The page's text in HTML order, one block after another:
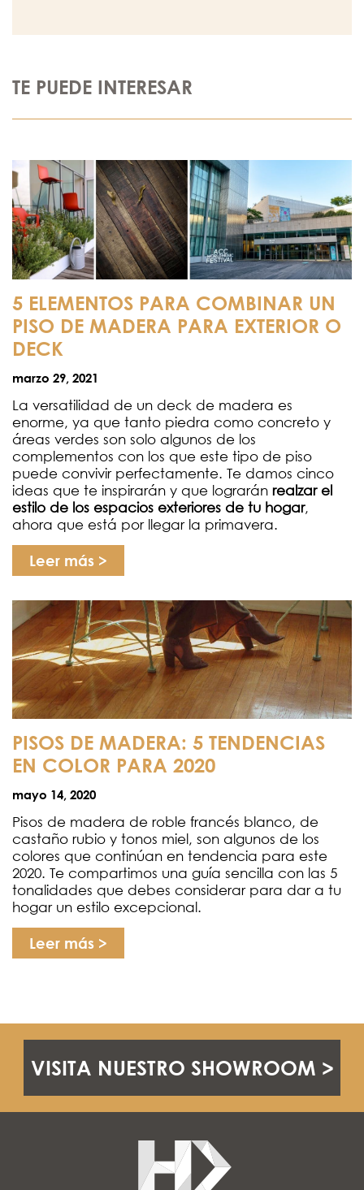
TE PUEDE INTERESAR
5 ELEMENTOS PARA COMBINAR UN
PISO DE MADERA PARA EXTERIOR O
DECK
marzo 29, 2021
La versatilidad de un deck de madera es
enorme, ya que tanto piedra como concreto y
áreas verdes son solo algunos de los
complementos con los que este tipo de piso
puede convivir perfectamente. Te damos cinco
ideas que te inspirarán y que lograrán realzar el
estilo de los espacios exteriores de tu hogar,
ahora que está por llegar la primavera.
Leer más >
PISOS DE MADERA: 5 TENDENCIAS
EN COLOR PARA 2020
mayo 14, 2020
Pisos de madera de roble francés blanco, de
castaño rubio y tonos miel, son algunos de los
colores que continúan en tendencia para este
2020. Te compartimos una guía sencilla con las 5
tonalidades que debes considerar para dar a tu
hogar un estilo excepcional.
Leer más >
VISITA NUESTRO SHOWROOM >